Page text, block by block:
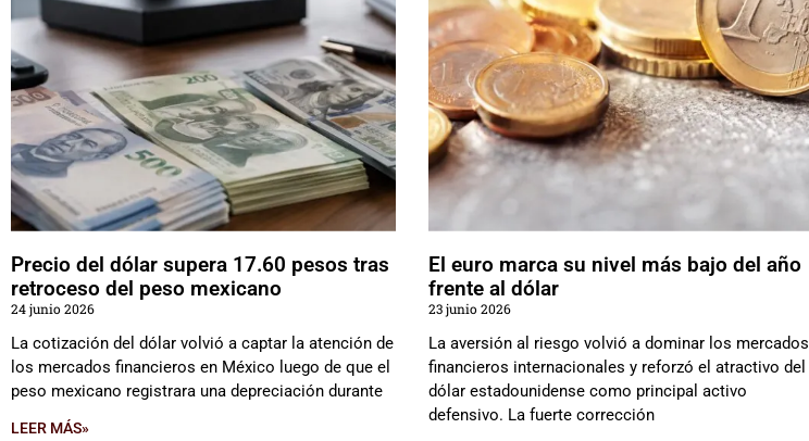
Precio del dólar supera 17.60 pesos tras
retroceso del peso mexicano
24 junio 2026
La cotización del dólar volvió a captar la atención de
los mercados financieros en México luego de que el
peso mexicano registrara una depreciación durante
LEER MÁS»
El euro marca su nivel más bajo del año
frente al dólar
23 junio 2026
La aversión al riesgo volvió a dominar los mercados
financieros internacionales y reforzó el atractivo del
dólar estadounidense como principal activo
defensivo. La fuerte corrección